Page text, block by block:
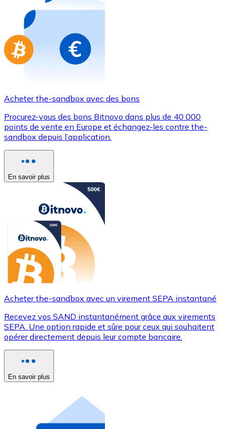
Aller à la boutique de cartes-cadeaux
Acheter the-sandbox avec des bons
Procurez-vous des bons Bitnovo dans plus de 40 000
points de vente en Europe et échangez-les contre the-
sandbox depuis l’application.
En savoir plus
Acheter the-sandbox avec un virement SEPA instantané
Recevez vos SAND instantanément grâce aux virements
SEPA. Une option rapide et sûre pour ceux qui souhaitent
opérer directement depuis leur compte bancaire.
En savoir plus